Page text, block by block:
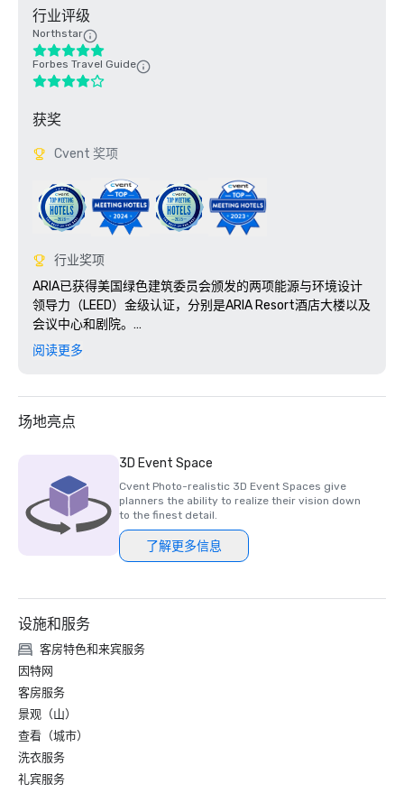
行业评级
Northstar
Forbes Travel Guide
获奖
Cvent 奖项
行业奖项
ARIA已获得美国绿色建筑委员会颁发的两项能源与环境设计
领导力（LEED）金级认证，分别是ARIA Resort酒店大楼以及
会议中心和剧院。
阅读更多
场地亮点
3D Event Space
Cvent Photo-realistic 3D Event Spaces give
planners the ability to realize their vision down
to the finest detail.
了解更多信息
设施和服务
客房特色和来宾服务
因特网
客房服务
景观（山）
查看（城市）
洗衣服务
礼宾服务